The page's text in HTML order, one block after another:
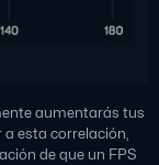
aumentarás tus
a esta correlación,
de que un FPS